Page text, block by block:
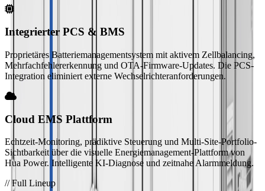
Integrierter PCS & BMS
Proprietäres Batteriemanagementsystem mit aktivem Zellbalancing,
Mehrfachfehlererkennung und OTA-Firmware-Updates. Die PCS-
Integration eliminiert externe Wechselrichteranforderungen.
Cloud EMS Plattform
Echtzeit-Monitoring, prädiktive Steuerung und Multi-Site-Portfolio-
Sichtbarkeit über die visuelle Energiemanagement-Plattform von
Hua Power. Intelligente KI-Diagnose und zeitnahe Alarmmeldung.
// Full Lineup